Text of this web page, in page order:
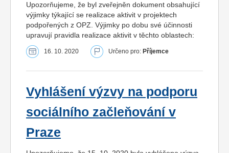
Upozorňujeme, že byl zveřejněn dokument obsahující
výjimky týkající se realizace aktivit v projektech
podpořených z OPZ. Výjimky po dobu své účinnosti
upravují pravidla realizace aktivit v těchto oblastech:
16. 10. 2020 Určeno pro: Příjemce
Vyhlášení výzvy na podporu
sociálního začleňování v
Praze